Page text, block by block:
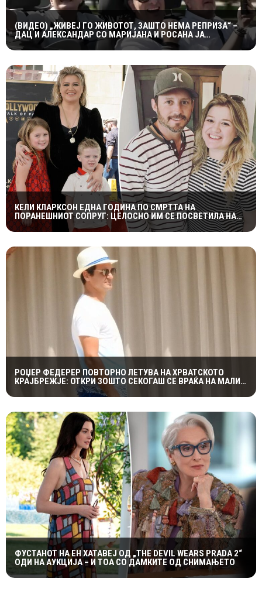
(ВИДЕО) „ЖИВЕЈ ГО ЖИВОТОТ, ЗАШТО НЕМА РЕПРИЗА“ –
ДАЦ И АЛЕКСАНДАР СО МАРИЈАНА И РОСАНА ЈА
ПРЕТСТАВИЈА „ЗАСЕКОГАШ МЛАДИ“
КЕЛИ КЛАРКСОН ЕДНА ГОДИНА ПО СМРТТА НА
ПОРАНЕШНИОТ СОПРУГ: ЦЕЛОСНО ИМ СЕ ПОСВЕТИЛА НА
ДЕЦАТА ВО НАЈТЕШКИОТ ПЕРИОД
РОЏЕР ФЕДЕРЕР ПОВТОРНО ЛЕТУВА НА ХРВАТСКОТО
КРАЈБРЕЖЈЕ: ОТКРИ ЗОШТО СЕКОГАШ СЕ ВРАЌА НА МАЛИ
ФУСТАНОТ НА ЕН ХАТАВЕЈ ОД „THE DEVIL WEARS PRADA 2“
ОДИ НА АУКЦИЈА – И ТОА СО ДАМКИТЕ ОД СНИМАЊЕТО